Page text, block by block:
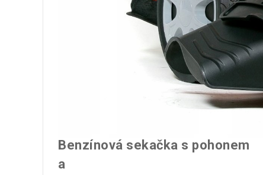
Benzínová sekačka s pohonem
a